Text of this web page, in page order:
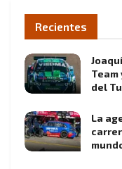
Recientes
del
La